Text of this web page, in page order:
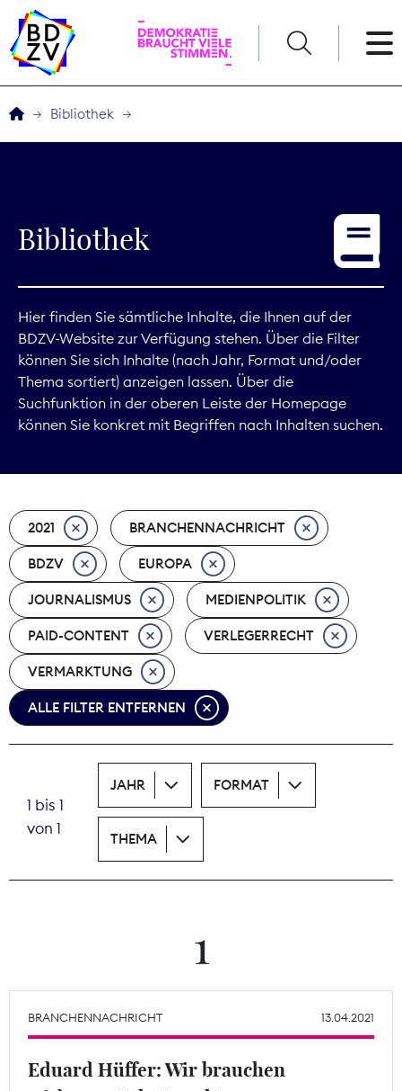
Service
Digitales
Kommunikation
Marktdaten
Nachhaltigkeit
Nachwuchs
Nova Award
Pressefreiheit
Print
Theodor-Wolff-Preis
Bibliothek
Bibliothek
Hier finden Sie sämtliche Inhalte, die Ihnen auf der
BDZV-Website zur Verfügung stehen. Über die Filter
können Sie sich Inhalte (nach Jahr, Format und/oder
Thema sortiert) anzeigen lassen. Über die
Suchfunktion in der oberen Leiste der Homepage
können Sie konkret mit Begriffen nach Inhalten suchen.
2021 BRANCHENNACHRICHT
BDZV EUROPA
JOURNALISMUS MEDIENPOLITIK
PAID-CONTENT VERLEGERRECHT
VERMARKTUNG
ALLE FILTER ENTFERNEN
1 bis 1
von 1
JAHR FORMAT
THEMA
1
BRANCHENNACHRICHT 13.04.2021
Eduard Hüffer: Wir brauchen